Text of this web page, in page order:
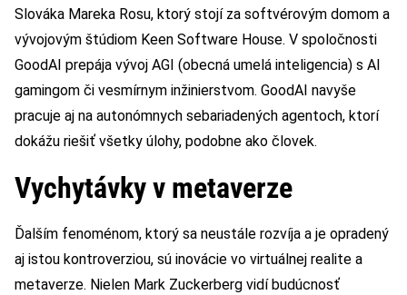
Slováka Mareka Rosu, ktorý stojí za softvérovým domom a
vývojovým štúdiom Keen Software House. V spoločnosti
GoodAI prepája vývoj AGI (obecná umelá inteligencia) s AI
gamingom či vesmírnym inžinierstvom. GoodAI navyše
pracuje aj na autonómnych sebariadených agentoch, ktorí
dokážu riešiť všetky úlohy, podobne ako človek.
Vychytávky v metaverze
Ďalším fenoménom, ktorý sa neustále rozvíja a je opradený
aj istou kontroverziou, sú inovácie vo virtuálnej realite a
metaverze. Nielen Mark Zuckerberg vidí budúcnosť